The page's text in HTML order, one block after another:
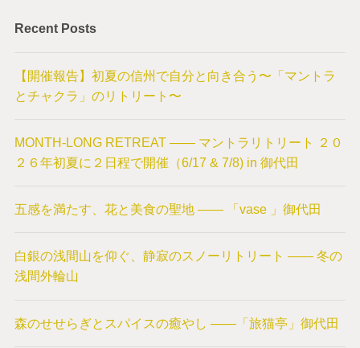
Recent Posts
【開催報告】初夏の信州で自分と向き合う〜「マントラ
とチャクラ」のリトリート〜
MONTH-LONG RETREAT —— マントラリトリート ２０
２６年初夏に２日程で開催（6/17 & 7/8) in 御代田
五感を満たす、花と美食の聖地 —— 「vase 」御代田
白銀の浅間山を仰ぐ、静寂のスノーリトリート —— 冬の
浅間外輪山
森のせせらぎとスパイスの癒やし ——「旅猫亭」御代田